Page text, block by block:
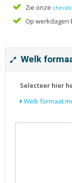
Scripties
Trouwkaarten
Verhuiskaarten
Visitekaartjes
Zie onze
Op werkdagen
Welk
Selecteer hier
Welk formaat